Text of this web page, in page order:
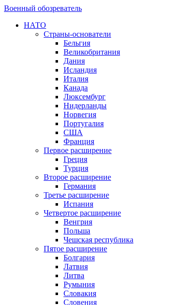
Военный обозреватель
НАТО
Страны-основатели
Бельгия
Великобритания
Дания
Исландия
Италия
Канада
Люксембург
Нидерланды
Норвегия
Португалия
США
Франция
Первое расширение
Греция
Турция
Второе расширение
Германия
Третье расширение
Испания
Четвертое расширение
Венгрия
Польша
Чешская республика
Пятое расширение
Болгария
Латвия
Литва
Румыния
Словакия
Словения